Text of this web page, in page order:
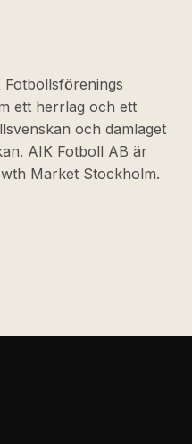
ett herrlag och ett
och damlaget
AIK Fotboll AB är
Market Stockholm.